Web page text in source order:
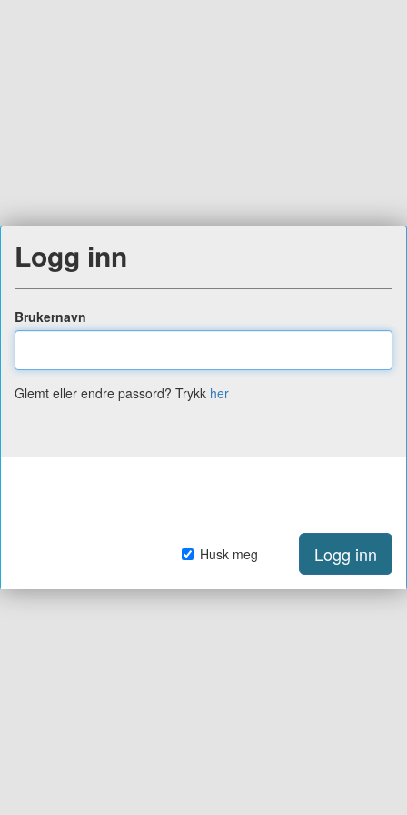
Logg inn
Brukernavn
Glemt eller endre passord? Trykk her
Husk meg Logg inn